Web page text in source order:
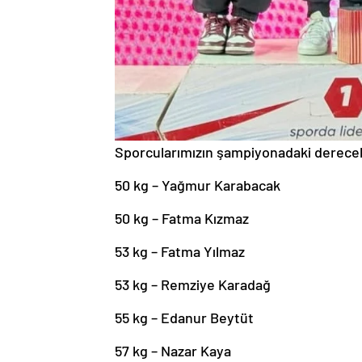
Sporcularımızın şampiyonadaki
50 kg – Yağmur Karabacak
50 kg – Fatma Kızmaz
53 kg – Fatma Yılmaz
53 kg – Remziye Karadağ
55 kg – Edanur Beytüt
57 kg – Nazar Kaya